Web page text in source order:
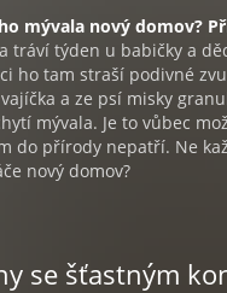
mývala nový domov?
tráví týden u babičky a
ho tam straší podivné
a ze psí misky
mývala. Je to vůbec
do přírody nepatří. Ne
nový domov?
se šťastným